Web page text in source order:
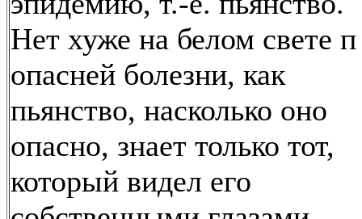
Нет хуже на белом свете п
опасней болезни, как
пьянство, насколько оно
опасно, знает только тот,
который видел его